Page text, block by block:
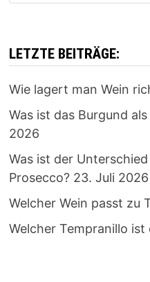
LETZTE BEITRÄGE:
Wie lagert man Wein
Was ist das Burgund
2026
Was ist der
Prosecco? 23. Juli 2026
Welcher Wein passt zu
Welcher Tempranillo ist